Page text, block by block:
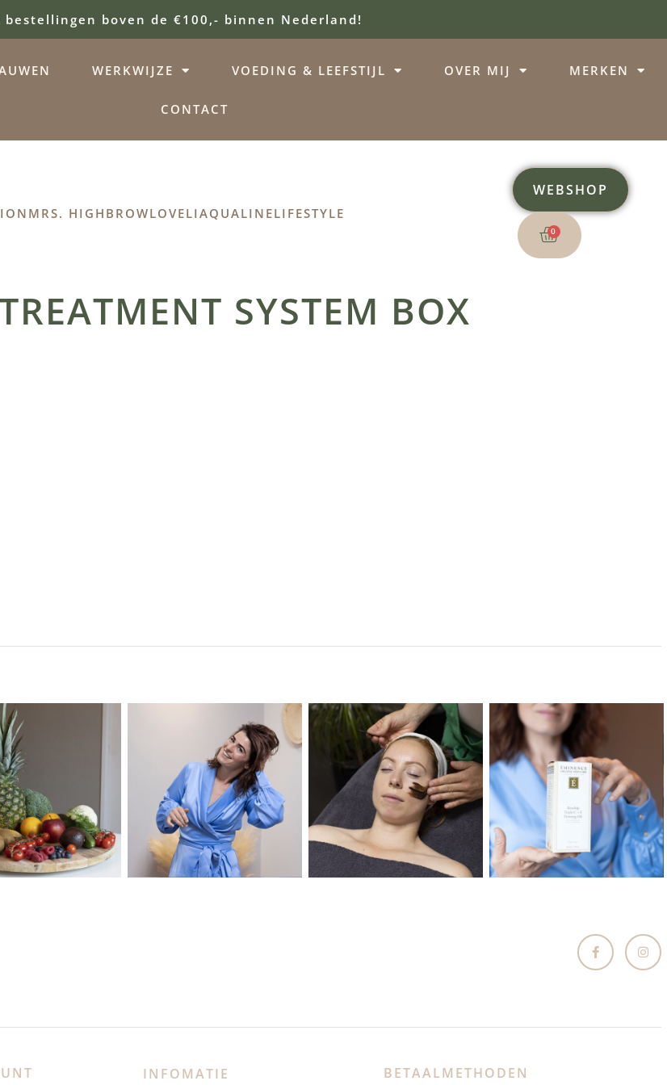
boven de €100,- binnen Nederland!
WERKWIJZE VOEDING & LEEFSTIJL OVER MIJ MERKEN
CONTACT
MRS. HIGHBROWLOVELIAQUALINELIFESTYLE
WEBSHOP
0
SYSTEM BOX
INFOMATIE BETAALMETHODEN